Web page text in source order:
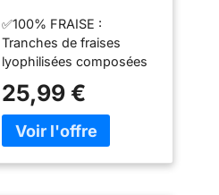
✅100% FRAISE :
Tranches de fraises
lyophilisées composées
sans ingrédients ajoutés.
Goût intense et texture
croquante. ✅ SANS
25,99 €